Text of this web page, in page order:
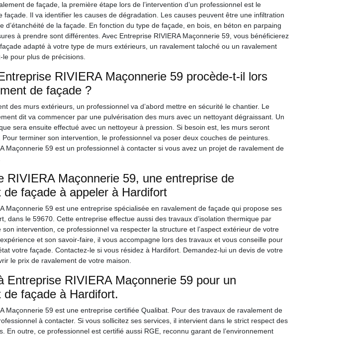
de façade, la première étape lors de l’intervention d’un professionnel est le
façade. Il va identifier les causes de dégradation. Les causes peuvent être une infiltration
d’étanchéité de la façade. En fonction du type de façade, en bois, en béton en parpaing
à prendre sont différentes. Avec Entreprise RIVIERA Maçonnerie 59, vous bénéficierez
adapté à votre type de murs extérieurs, un ravalement taloché ou un ravalement
pour plus de précisions.
RIVIERA Maçonnerie 59 procède-t-il lors
de façade ?
des murs extérieurs, un professionnel va d’abord mettre en sécurité le chantier. Le
dit va commencer par une pulvérisation des murs avec un nettoyant dégraissant. Un
sera ensuite effectué avec un nettoyeur à pression. Si besoin est, les murs seront
terminer son intervention, le professionnel va poser deux couches de peintures.
Maçonnerie 59 est un professionnel à contacter si vous avez un projet de ravalement de
RIVIERA Maçonnerie 59, une entreprise de
de façade à appeler à Hardifort
Maçonnerie 59 est une entreprise spécialisée en ravalement de façade qui propose ses
dans le 59670. Cette entreprise effectue aussi des travaux d’isolation thermique par
son intervention, ce professionnel va respecter la structure et l’aspect extérieur de votre
et son savoir-faire, il vous accompagne lors des travaux et vous conseille pour
votre façade. Contactez-le si vous résidez à Hardifort. Demandez-lui un devis de votre
le prix de ravalement de votre maison.
Entreprise RIVIERA Maçonnerie 59 pour un
de façade à Hardifort.
Maçonnerie 59 est une entreprise certifiée Qualibat. Pour des travaux de ravalement de
à contacter. Si vous sollicitez ses services, il intervient dans le strict respect des
En outre, ce professionnel est certifié aussi RGE, reconnu garant de l’environnement